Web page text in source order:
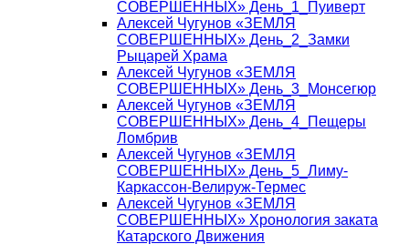
СОВЕРШЕННЫХ» День_1_Пуиверт
Алексей Чугунов «ЗЕМЛЯ
СОВЕРШЕННЫХ» День_2_Замки
Рыцарей Храма
Алексей Чугунов «ЗЕМЛЯ
СОВЕРШЕННЫХ» День_3_Монсегюр
Алексей Чугунов «ЗЕМЛЯ
СОВЕРШЕННЫХ» День_4_Пещеры
Ломбрив
Алексей Чугунов «ЗЕМЛЯ
СОВЕРШЕННЫХ» День_5_Лиму-
Каркассон-Велируж-Термес
Алексей Чугунов «ЗЕМЛЯ
СОВЕРШЕННЫХ» Хронология заката
Катарского Движения